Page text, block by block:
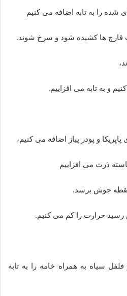
شده را به تابه اضافه می کنیم
قارچ ها کشیده شود و سرخ شوند.
و به تابه می افزاییم.
و پودر پیاز اضافه می کنیم،
ذرت می افزاییم
نقطه جوش برسد.
حرارت را کم می کنیم.
سیاه به همراه خامه را به تابه